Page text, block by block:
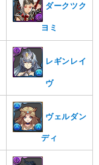
ダークツク
ヨミ
レギンレイ
ヴ
ヴェルダン
ディ